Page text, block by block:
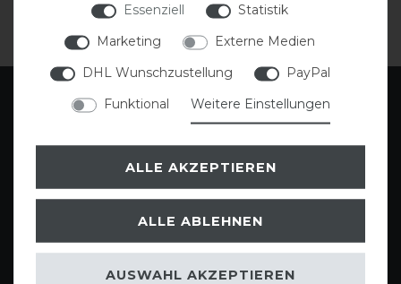
Gutscheine Sattlerei
Essenziell
Statistik
Marketing
Externe Medien
DHL Wunschzustellung
PayPal
Funktional
Weitere Einstellungen
ALLE AKZEPTIEREN
ALLE ABLEHNEN
AUSWAHL AKZEPTIEREN